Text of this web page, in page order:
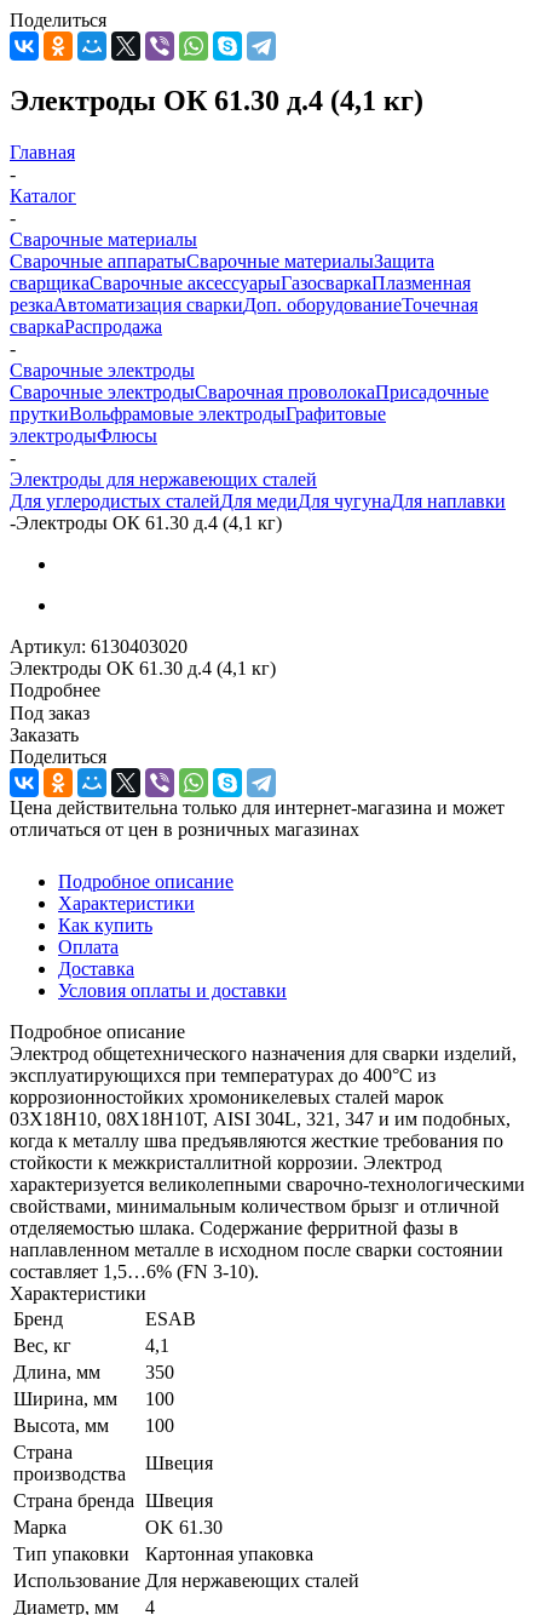
Поделиться
Электроды ОК 61.30 д.4 (4,1 кг)
Главная
-
Каталог
-
Сварочные материалы
Сварочные аппаратыСварочные материалыЗащита
сварщикаСварочные аксессуарыГазосваркаПлазменная
резкаАвтоматизация сваркиДоп. оборудованиеТочечная
сваркаРаспродажа
-
Сварочные электроды
Сварочные электродыСварочная проволокаПрисадочные
пруткиВольфрамовые электродыГрафитовые
электродыФлюсы
-
Электроды для нержавеющих сталей
Для углеродистых сталейДля медиДля чугунаДля наплавки
-Электроды ОК 61.30 д.4 (4,1 кг)
Артикул: 6130403020
Электроды ОК 61.30 д.4 (4,1 кг)
Подробнее
Под заказ
Заказать
Поделиться
Цена действительна только для интернет-магазина и может
отличаться от цен в розничных магазинах
Подробное описание
Характеристики
Как купить
Оплата
Доставка
Условия оплаты и доставки
Подробное описание
Электрод общетехнического назначения для сварки изделий,
эксплуатирующихся при температурах до 400°С из
коррозионностойких хромоникелевых сталей марок
03Х18Н10, 08Х18Н10Т, AISI 304L, 321, 347 и им подобных,
когда к металлу шва предъявляются жесткие требования по
стойкости к межкристаллитной коррозии. Электрод
характеризуется великолепными сварочно-технологическими
свойствами, минимальным количеством брызг и отличной
отделяемостью шлака. Содержание ферритной фазы в
наплавленном металле в исходном после сварки состоянии
составляет 1,5…6% (FN 3-10).
Характеристики
Бренд
ESAB
Вес, кг
4,1
Длина, мм
350
Ширина, мм
100
Высота, мм
100
Страна
производства
Швеция
Страна бренда Швеция
Марка
OK 61.30
Тип упаковки
Картонная упаковка
Использование Для нержавеющих сталей
Диаметр, мм
4